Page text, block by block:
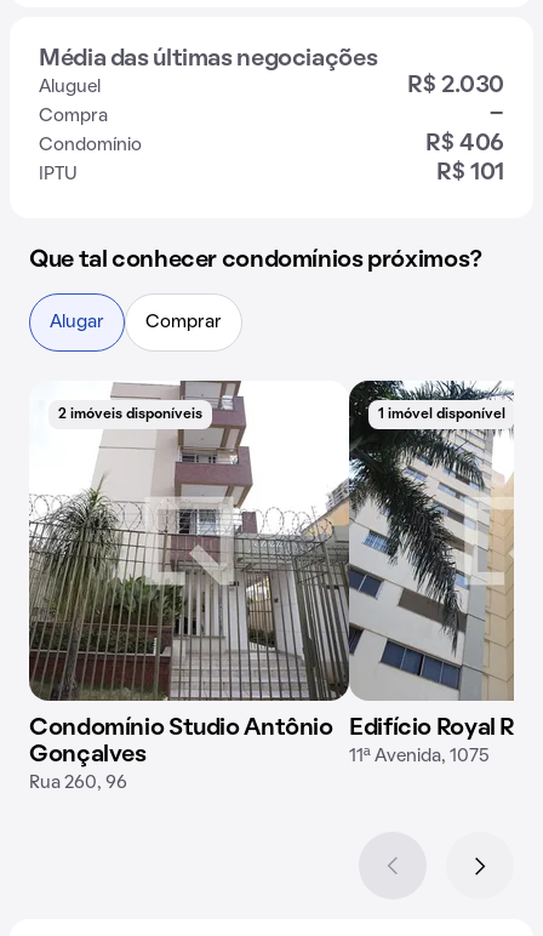
Média das últimas negociações
Aluguel R$ 2.030
Compra -
Condomínio R$ 406
IPTU R$ 101
Que tal conhecer condomínios próximos?
Alugar Comprar
2 imóveis disponíveis
Condomínio Studio Antônio
Gonçalves
Rua 260, 96
1 imóvel disponível
Edifício Royal
11ª Avenida, 1075